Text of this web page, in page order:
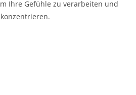
Ihre Gefühle zu verarbeiten und